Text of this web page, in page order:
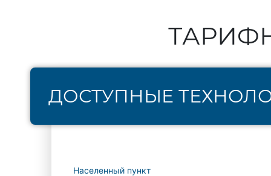
ДОСТУПНЫЕ
Населенный пункт